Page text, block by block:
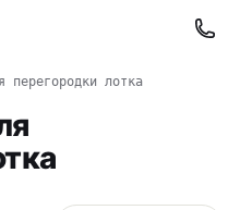
перегородки лотка